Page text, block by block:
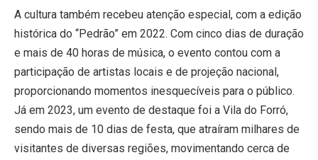
A cultura também recebeu atenção especial, com a edição
histórica do “Pedrão” em 2022. Com cinco dias de duração
e mais de 40 horas de música, o evento contou com a
participação de artistas locais e de projeção nacional,
proporcionando momentos inesquecíveis para o público.
Já em 2023, um evento de destaque foi a Vila do Forró,
sendo mais de 10 dias de festa, que atraíram milhares de
visitantes de diversas regiões, movimentando cerca de